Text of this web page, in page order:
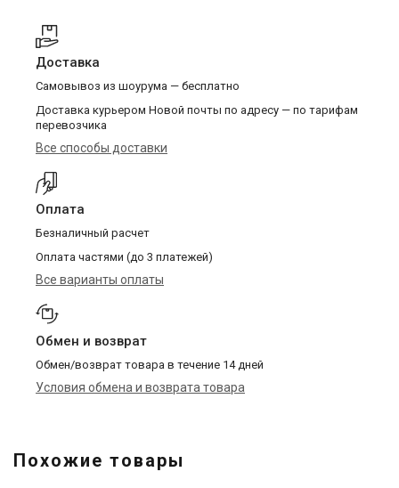
Доставка
Самовывоз из шоурума — бесплатно
Доставка курьером Новой почты по адресу — по тарифам
перевозчика
Все способы доставки
Оплата
Безналичный расчет
Оплата частями (до 3 платежей)
Все варианты оплаты
Обмен и возврат
Обмен/возврат товара в течение 14 дней
Условия обмена и возврата товара
Похожие товары